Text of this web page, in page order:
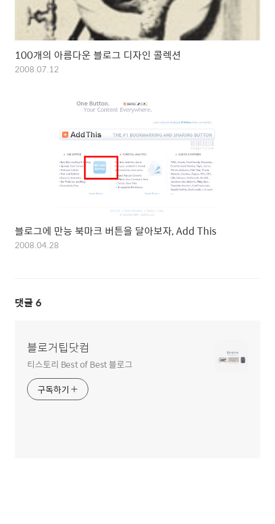
100개의 아름다운 블로그 디자인 콜렉션
2008.07.12
블로그에 만능 북마크 버튼을 달아보자, Add This
2008.04.28
댓글 6
블로거팁닷컴
티스토리 Best of Best 블로그
구독하기